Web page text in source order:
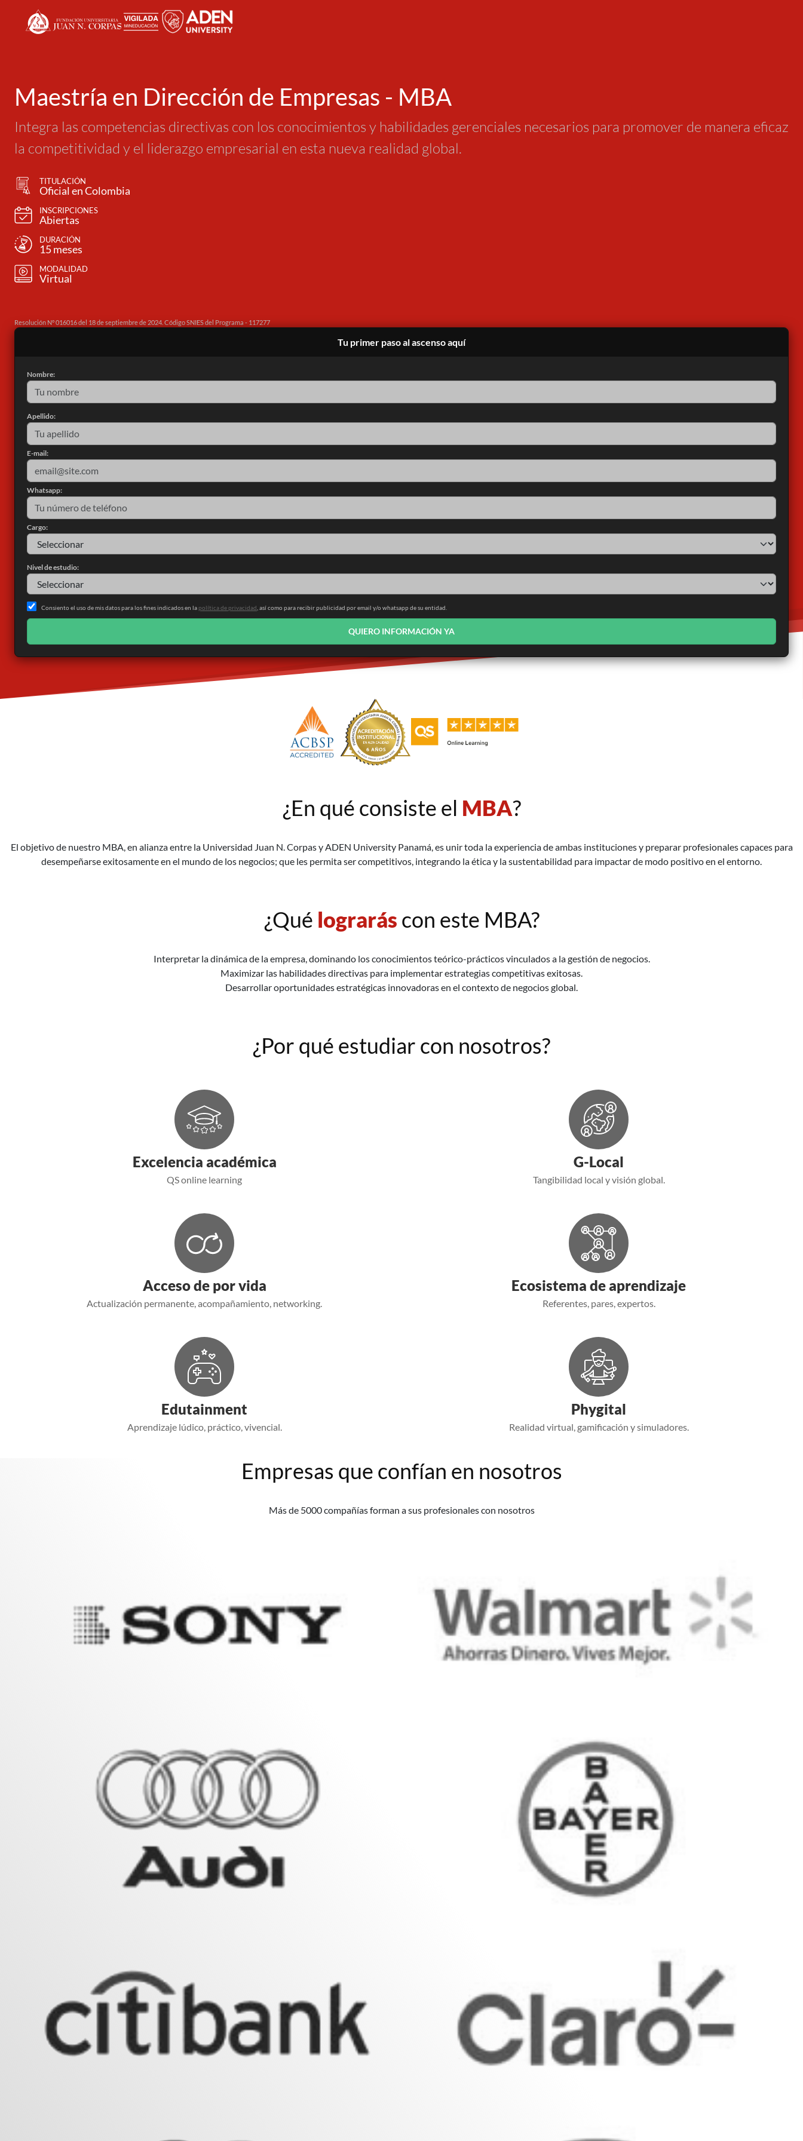
Maestría en Dirección de Empresas - MBA
Integra las competencias directivas con los conocimientos y habilidades gerenciales necesarios para promover de manera eficaz
la competitividad y el liderazgo empresarial en esta nueva realidad global.
TITULACIÓN
Oficial en Colombia
INSCRIPCIONES
Abiertas
DURACIÓN
15 meses
MODALIDAD
Virtual
Resolución N° 016016 del 18 de septiembre de 2024. Código SNIES del Programa - 117277
Tu primer paso al ascenso aquí
Nombre:
Apellido:
E-mail:
Whatsapp:
Cargo:
Nivel de estudio:
Consiento el uso de mis datos para los fines indicados en la política de privacidad , así como para recibir publicidad por email y/o whatsapp de su entidad.
QUIERO INFORMACIÓN YA
¿En qué consiste el MBA?
El objetivo de nuestro MBA, en alianza entre la Universidad Juan N. Corpas y ADEN University Panamá, es unir toda la experiencia de ambas instituciones y preparar profesionales capaces para
desempeñarse exitosamente en el mundo de los negocios; que les permita ser competitivos, integrando la ética y la sustentabilidad para impactar de modo positivo en el entorno.
¿Qué lograrás con este MBA?
Interpretar la dinámica de la empresa, dominando los conocimientos teórico-prácticos vinculados a la gestión de negocios.
Maximizar las habilidades directivas para implementar estrategias competitivas exitosas.
Desarrollar oportunidades estratégicas innovadoras en el contexto de negocios global.
¿Por qué estudiar con nosotros?
Excelencia académica
QS online learning
G-Local
Tangibilidad local y visión global.
Acceso de por vida
Actualización permanente, acompañamiento, networking.
Ecosistema de aprendizaje
Referentes, pares, expertos.
Edutainment
Aprendizaje lúdico, práctico, vivencial.
Phygital
Realidad virtual, gamificación y simuladores.
Empresas que confían en nosotros
Más de 5000 compañías forman a sus profesionales con nosotros